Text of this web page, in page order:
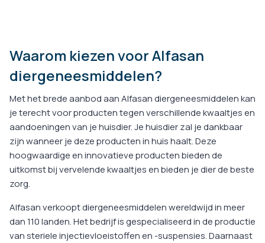
Waarom kiezen voor Alfasan
diergeneesmiddelen?
Met het brede aanbod aan Alfasan diergeneesmiddelen kan
je terecht voor producten tegen verschillende kwaaltjes en
aandoeningen van je huisdier. Je huisdier zal je dankbaar
zijn wanneer je deze producten in huis haalt. Deze
hoogwaardige en innovatieve producten bieden de
uitkomst bij vervelende kwaaltjes en bieden je dier de beste
zorg.
Alfasan verkoopt diergeneesmiddelen wereldwijd in meer
dan 110 landen. Het bedrijf is gespecialiseerd in de productie
van steriele injectievloeistoffen en -suspensies. Daarnaast